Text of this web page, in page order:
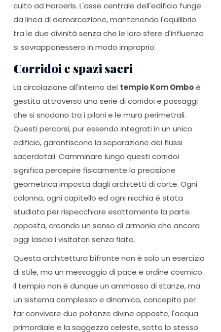
culto ad Haroeris. L'asse centrale dell'edificio funge
da linea di demarcazione, mantenendo l'equilibrio
tra le due divinità senza che le loro sfere d'influenza
si sovrapponessero in modo improprio.
Corridoi e spazi sacri
La circolazione all'interno del tempio Kom Omboè
gestita attraverso una serie di corridoi e passaggi
che si snodano tra i piloni e le mura perimetrali.
Questi percorsi, pur essendo integrati in un unico
edificio, garantiscono la separazione dei flussi
sacerdotali. Camminare lungo questi corridoi
significa percepire fisicamente la precisione
geometrica imposta dagli architetti di corte. Ogni
colonna, ogni capitello ed ogni nicchia è stata
studiata per rispecchiare esattamente la parte
opposta, creando un senso di armonia che ancora
oggi lascia i visitatori senza fiato.
Questa architettura bifronte non è solo un esercizio
di stile, ma un messaggio di pace e ordine cosmico.
Il tempio non è dunque un ammasso di stanze, ma
un sistema complesso e dinamico, concepito per
far convivere due potenze divine opposte, l'acqua
primordiale e la saggezza celeste, sotto lo stesso